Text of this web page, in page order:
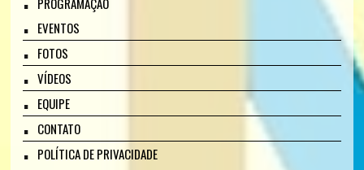
EVENTOS
FOTOS
VÍDEOS
EQUIPE
CONTATO
POLÍTICA DE PRIVACIDADE